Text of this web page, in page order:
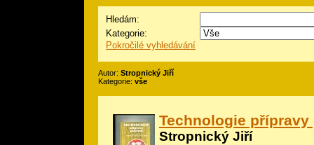
Hledám:
Kategorie:
Pokročilé vyhledávání
Autor: Stropnický Jiří
Kategorie: vše
Technologie přípravy
Stropnický Jiří